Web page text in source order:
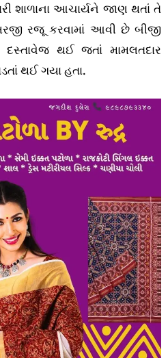
શાળાના આચાર્યને જાણ થતાં તે
રજૂ કરવામાં આવી છે બીજી
થઈ જતાં મામલતદાર
થઈ ગયા હતા.